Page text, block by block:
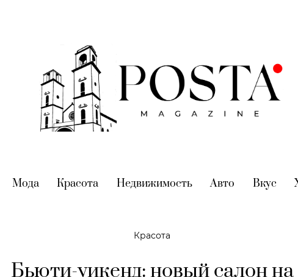
(current)
Мода(current)
Красота (current)
Недвижимость(current)
Авто (current)
Вкус
Красота
Бьюти-уикенд: новый салон на